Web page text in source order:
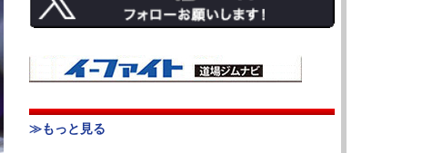
≫もっと見る